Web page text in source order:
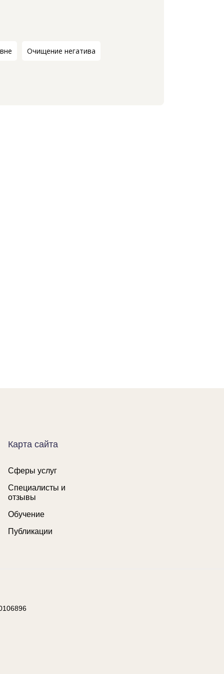
Очищение негатива
Карта сайта
Сферы услуг
Специалисты и
отзывы
Обучение
Публикации